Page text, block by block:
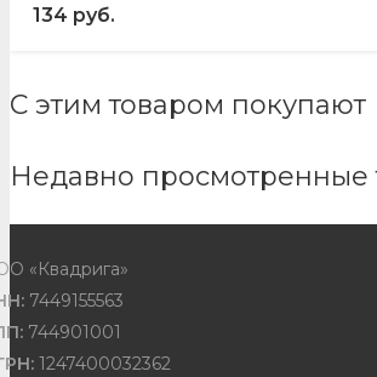
134 руб.
С этим товаром покупают
Недавно просмотренные
«Квадрига»
7449155563
744901001
1247400032362